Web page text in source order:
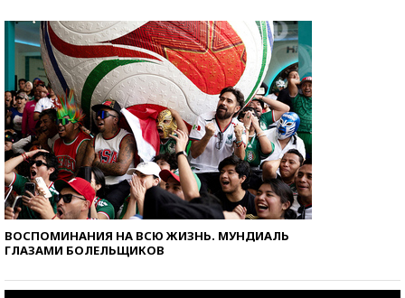
ВОСПОМИНАНИЯ НА ВСЮ ЖИЗНЬ. МУНДИАЛЬ
ГЛАЗАМИ БОЛЕЛЬЩИКОВ